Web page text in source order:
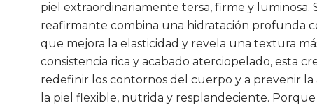
piel extraordinariamente tersa, firme y luminosa.
reafirmante combina una hidratación profunda
que mejora la elasticidad y revela una textura
consistencia rica y acabado aterciopelado, esta
redefinir los contornos del cuerpo y a prevenir la
la piel flexible, nutrida y resplandeciente.